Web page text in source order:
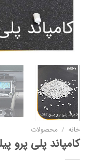
خانه / محصولات
کامپاند پلی پرو